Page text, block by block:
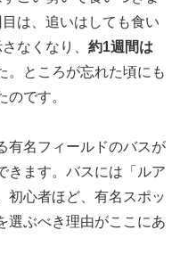
は、追いはしても食い
なくなり、 約1週間は
。ところが忘れた頃にも
です。
有名フィールドのバスが
きます。バスには「ルア
初心者ほど、有名スポッ
選ぶべき理由がここにあ